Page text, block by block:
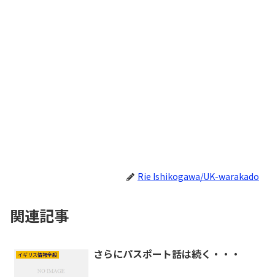
Rie Ishikogawa/UK-warakado
関連記事
イギリス情報全般 さらにパスポート話は続く・・・